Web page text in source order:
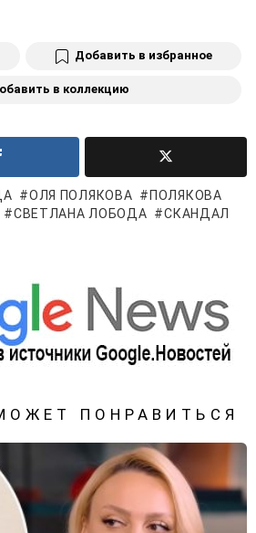
Добавить в избранное
в коллекцию
ОЛЯ ПОЛЯКОВА
ПОЛЯКОВА
СВЕТЛАНА ЛОБОДА
СКАНДАЛ
ПОНРАВИТЬСЯ